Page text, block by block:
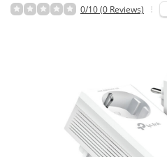
0/10 (0 Reviews)